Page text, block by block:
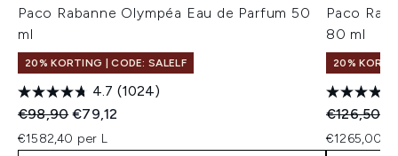
Paco Rabanne Olympéa Eau de Parfum 50
ml
20% KORTING | CODE: SALELF
4.7 (1024)
Recommended Retail Price:
€98,90Huidige prijs:
€79,12
€1582,40 per L
Paco
80 ml
20%
€126,50
€1265,00